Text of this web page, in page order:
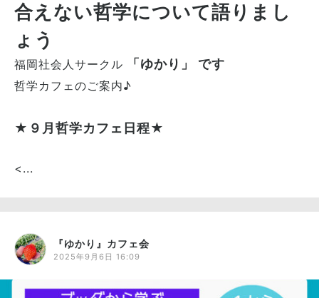
合えない哲学について語りまし
ょう
福岡社会人サークル 「ゆかり」 です
哲学カフェのご案内♪
★９月哲学カフェ日程★
<...
『ゆかり』カフェ会
2025年9月6日 16:09